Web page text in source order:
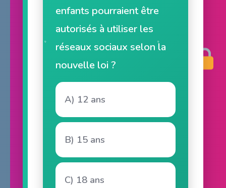
enfants pourraient être
autorisés à utiliser les
réseaux sociaux selon la
nouvelle loi ?
A) 12 ans
B) 15 ans
C) 18 ans